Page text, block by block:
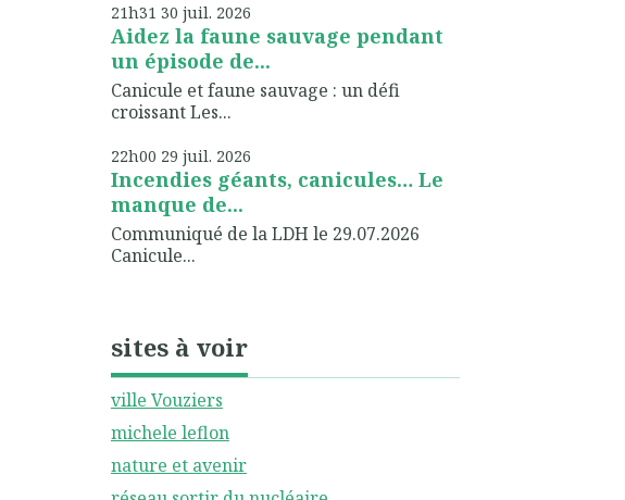
21h31 30 juil. 2026
Aidez la faune sauvage pendant
un épisode de...
Canicule et faune sauvage : un défi
croissant Les...
22h00 29 juil. 2026
Incendies géants, canicules… Le
manque de...
Communiqué de la LDH le 29.07.2026
Canicule...
sites à voir
ville Vouziers
michele leflon
nature et avenir